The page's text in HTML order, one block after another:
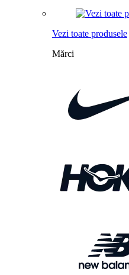
Vezi toate produsele
Mărci